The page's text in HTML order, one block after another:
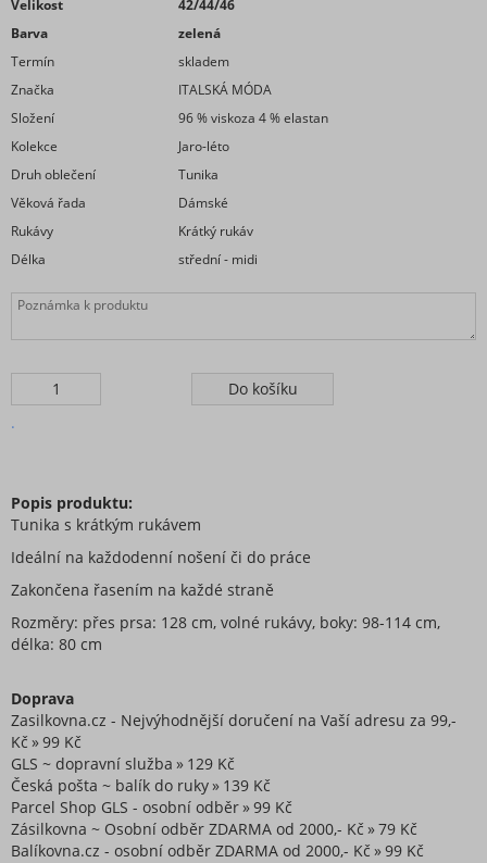
Velikost
42/44/46
Barva
zelená
Termín
skladem
Značka
ITALSKÁ MÓDA
Složení
96 % viskoza 4 % elastan
Kolekce
Jaro-léto
Druh oblečení
Tunika
Věková řada
Dámské
Rukávy
Krátký rukáv
Délka
střední - midi
.
Popis produktu:
Tunika s krátkým rukávem
Ideální na každodenní nošení či do práce
Zakončena řasením na každé straně
Rozměry: přes prsa: 128 cm, volné rukávy, boky: 98-114 cm,
délka: 80 cm
Doprava
Zasilkovna.cz - Nejvýhodnější doručení na Vaší adresu za 99,-
Kč
99 Kč
GLS ~ dopravní služba
129 Kč
Česká pošta ~ balík do ruky
139 Kč
Parcel Shop GLS - osobní odběr
99 Kč
Zásilkovna ~ Osobní odběr ZDARMA od 2000,- Kč
79 Kč
Balíkovna.cz - osobní odběr ZDARMA od 2000,- Kč
99 Kč